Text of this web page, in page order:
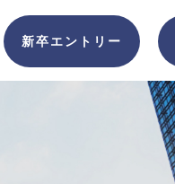
新卒エントリー